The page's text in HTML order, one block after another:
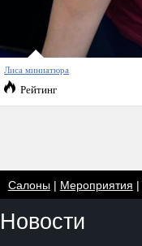
Лиса миниатюра
Рейтинг
Салоны| Мероприятия |
Новости